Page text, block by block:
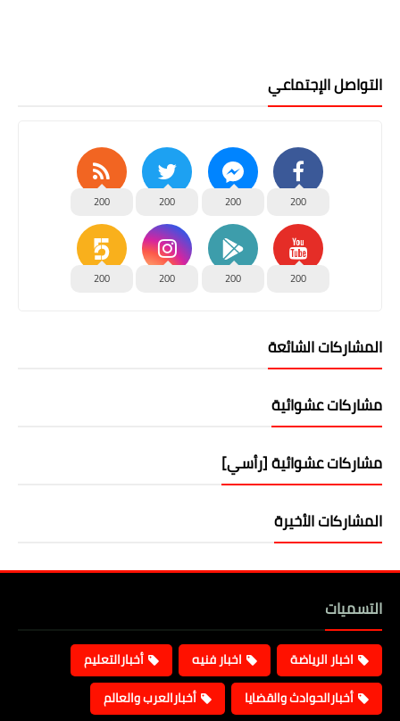
التواصل الإجتماعي
200
200
200
200
200
200
200
200
المشاركات الشائعة
مشاركات عشوائية
مشاركات عشوائية [رأسي]
المشاركات الأخيرة
التسميات
اخبار الرياضة اخبار فنيه
أخبارالتعليم
أخبارالحوادث والقضايا
أخبارالعرب والعالم